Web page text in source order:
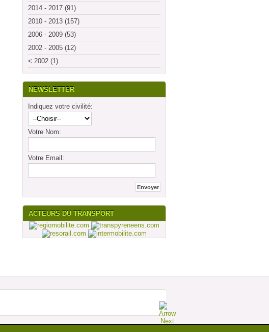
2014 - 2017 (91)
2010 - 2013 (157)
2006 - 2009 (53)
2002 - 2005 (12)
< 2002 (1)
NEWSLETTER
Indiquez votre civilité:
Votre Nom:
Votre Email:
ACTEURS DU TRANSPORT